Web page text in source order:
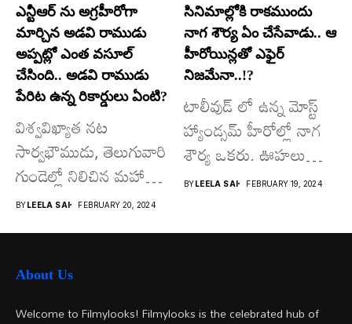
ఎన్టీఆర్ ను అగ్ర‌హీరోగా
మార్చిన అడ‌వి రాముడు
అప్ప‌ట్లో ఎంత వ‌సూల్
చేసింది.. అడవి రాముడు
పేరిట ఉన్న రికార్డులు ఏంటి?
విశ్వవిఖ్యాత నట
సార్వభౌముడు, తెలుగువారి
గుండెల్లో నిలిచిన మహా
నేత స్వర్గీయ నందమూరి
తారక రామారావు...
BYLEELA SAI FEBRUARY 20, 2024
సినిమాల్లోకి రాక‌ముందు
నాగ శౌర్య ఏం చేసేవాడు.. ఆ
హీరోయిన్ల‌తో ఎఫైర్‌
నిజ‌మేనా..!?
టాలీవుడ్ లో ఉన్న మోస్ట్
హ్యాండ్స‌మ్ హీరోల్లో నాగ
శౌర్య ఒక‌రు. ఊహలు
గుసగుసలాడే సినిమాతో...
BYLEELA SAI FEBRUARY 19, 2024
About Us
Welcome to Filmylooks! Filmylooks is the celebrated hub of